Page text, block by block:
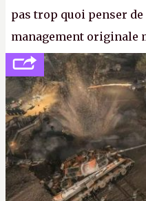
pas trop quoi penser de
management originale
décidé d'apprendre par
numéros deCanard PC
augmentation à Ivan Le